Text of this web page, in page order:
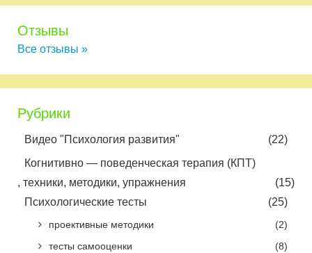
Отзывы
Все отзывы »
Рубрики
Видео "Психология развития"
(22)
Когнитивно — поведенческая терапия (КПТ)
, техники, методики, упражнения
(15)
Психологические тесты
(25)
проективные методики
(2)
тесты самооценки
(8)